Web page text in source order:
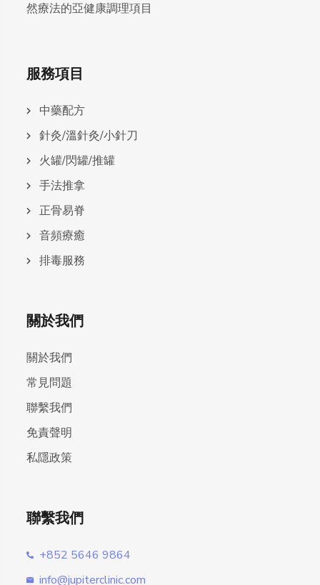
然療法的亞健康調理項目
服務項目
中藥配方
針灸/溫針灸/小針刀
火罐/閃罐/推罐
手法推拿
正骨易脊
⾳頻療癒
排毒服務
關於我們
關於我們
常見問題
聯繫我們
免責聲明
私隱政策
聯繫我們
+852 5646 9864
info@jupiterclinic.com